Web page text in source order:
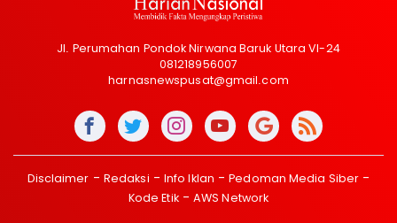
Jl. Perumahan Pondok Nirwana Baruk Utara VI-24
081218956007
harnasnewspusat@gmail.com
Disclaimer Redaksi Info Iklan
Pedoman Media Siber
Kode Etik
AWS Network